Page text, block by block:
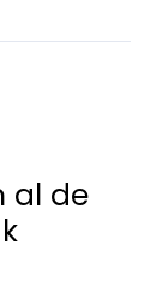
al de